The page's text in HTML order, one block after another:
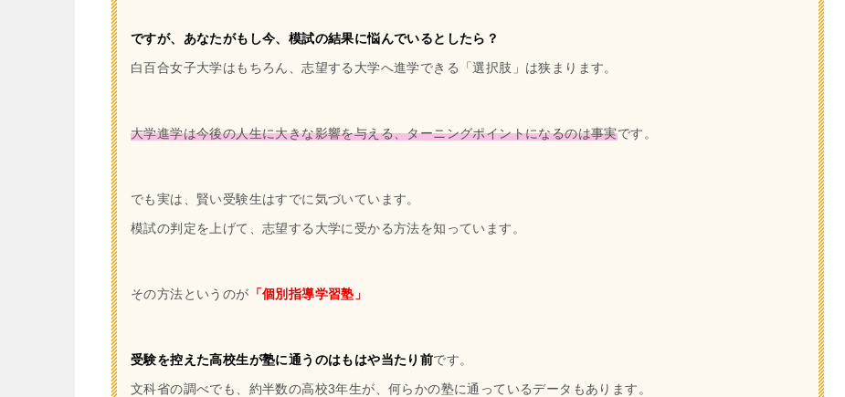
ですが、あなたがもし今、模試の結果に悩んでいるとしたら？
白百合女子大学はもちろん、志望する大学へ進学できる「選択肢」は狭まります。
大学進学は今後の人生に大きな影響を与える、ターニングポイントになるのは事実です。
でも実は、賢い受験生はすでに気づいています。
模試の判定を上げて、志望する大学に受かる方法を知っています。
その方法というのが 「個別指導学習塾」
受験を控えた高校生が塾に通うのはもはや当たり前です。
文科省の調べでも、約半数の高校3年生が、何らかの塾に通っているデータもあります。